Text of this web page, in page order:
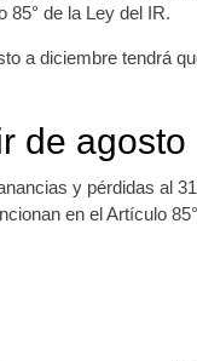
85° de la Ley del IR.
a diciembre tendrá
de agosto
y pérdidas al
en el Artículo